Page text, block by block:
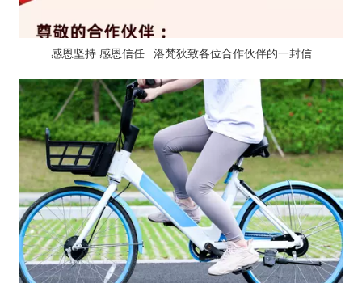
感恩坚持 感恩信任 | 洛梵狄致各位合作伙伴的一封信